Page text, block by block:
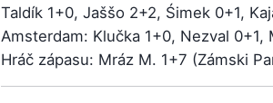
Taldík 1+0, Jaššo 2+2, Śimek 0+1,
Amsterdam: Klučka 1+0, Nezval 0+1,
Hráč zápasu: Mráz M. 1+7 (Zámski